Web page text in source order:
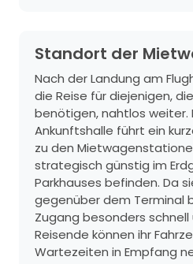
Standort der
Nach der Landung am
die Reise für diejenigen,
benötigen, nahtlos weiter.
Ankunftshalle führt ein
zu den
strategisch günstig im
Parkhauses befinden. Da
gegenüber dem Terminal
Zugang besonders
Reisende können ihr
Wartezeiten in Empfang